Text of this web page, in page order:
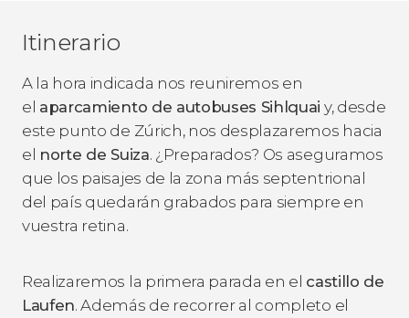
Itinerario
A la hora indicada nos reuniremos en
el aparcamiento de autobuses Sihlquai y, desde
este punto de Zúrich, nos desplazaremos hacia
el norte de Suiza. ¿Preparados? Os aseguramos
que los paisajes de la zona más septentrional
del país quedarán grabados para siempre en
vuestra retina.
Realizaremos la primera parada en el castillo de
Laufen. Además de recorrer al completo el